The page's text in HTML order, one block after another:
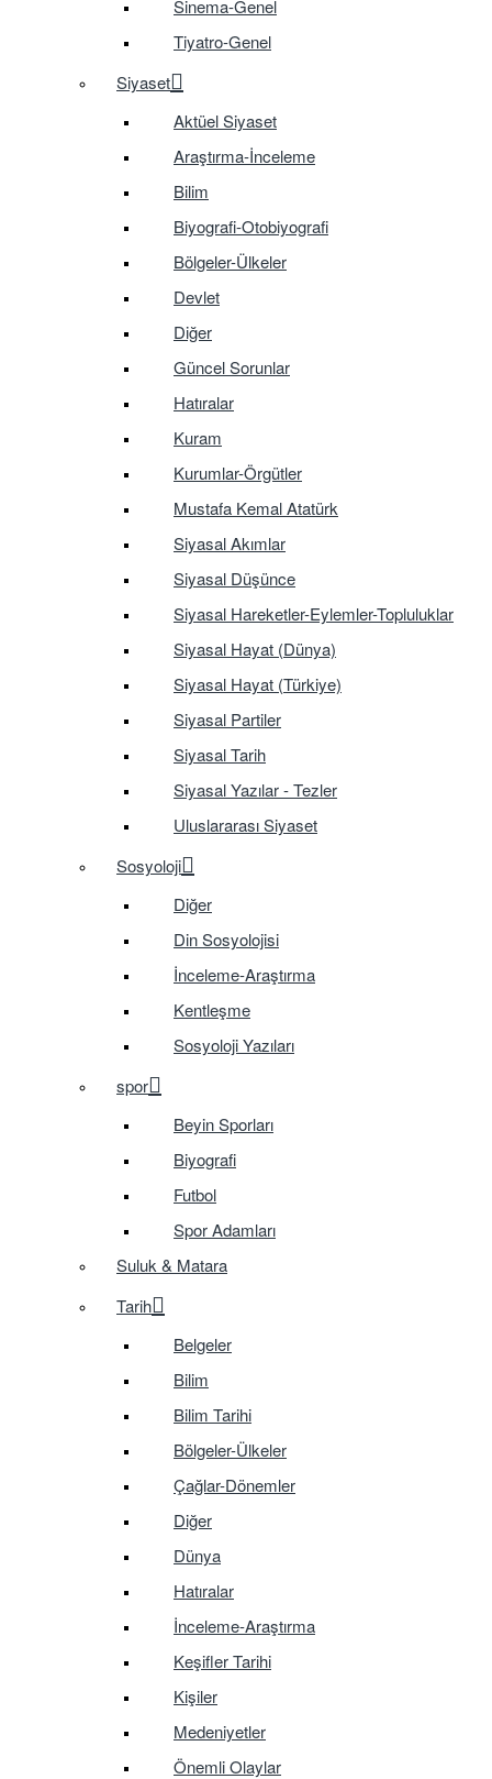
Sinema-Genel
Tiyatro-Genel
Siyaset
Aktüel Siyaset
Araştırma-İnceleme
Bilim
Biyografi-Otobiyografi
Bölgeler-Ülkeler
Devlet
Diğer
Güncel Sorunlar
Hatıralar
Kuram
Kurumlar-Örgütler
Mustafa Kemal Atatürk
Siyasal Akımlar
Siyasal Düşünce
Siyasal Hareketler-Eylemler-Topluluklar
Siyasal Hayat (Dünya)
Siyasal Hayat (Türkiye)
Siyasal Partiler
Siyasal Tarih
Siyasal Yazılar - Tezler
Uluslararası Siyaset
Sosyoloji
Diğer
Din Sosyolojisi
İnceleme-Araştırma
Kentleşme
Sosyoloji Yazıları
spor
Beyin Sporları
Biyografi
Futbol
Spor Adamları
Suluk & Matara
Tarih
Belgeler
Bilim
Bilim Tarihi
Bölgeler-Ülkeler
Çağlar-Dönemler
Diğer
Dünya
Hatıralar
İnceleme-Araştırma
Keşifler Tarihi
Kişiler
Medeniyetler
Önemli Olaylar